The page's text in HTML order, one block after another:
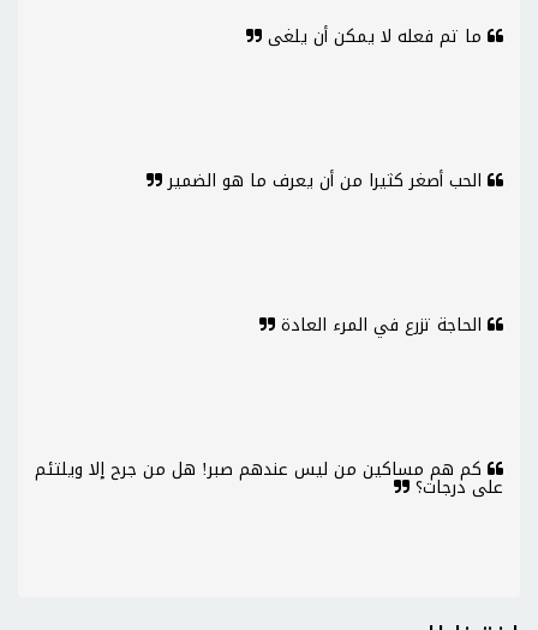
ما تم فعله لا يمكن أن يلغى
الحب أصغر كثيرا من أن يعرف ما هو الضمير
الحاجة تزرع في المرء العادة
كم هم مساكين من ليس عندهم صبر! هل من جرح إلا ويلتئم
على درجات؟